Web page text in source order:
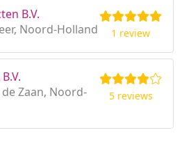
B.V.
Noord-Holland
1 review
Zaan, Noord-
5 reviews